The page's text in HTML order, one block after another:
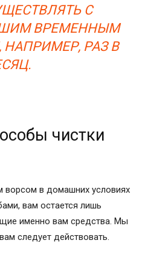
С
ВРЕМЕННЫМ
РАЗ В
чистки
ворсом в домашних условиях
вам остается лишь
именно вам средства. Мы
следует действовать.